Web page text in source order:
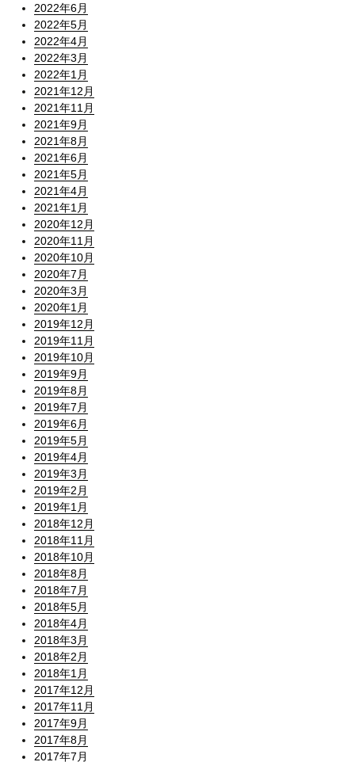
2022年6月
2022年5月
2022年4月
2022年3月
2022年1月
2021年12月
2021年11月
2021年9月
2021年8月
2021年6月
2021年5月
2021年4月
2021年1月
2020年12月
2020年11月
2020年10月
2020年7月
2020年3月
2020年1月
2019年12月
2019年11月
2019年10月
2019年9月
2019年8月
2019年7月
2019年6月
2019年5月
2019年4月
2019年3月
2019年2月
2019年1月
2018年12月
2018年11月
2018年10月
2018年8月
2018年7月
2018年5月
2018年4月
2018年3月
2018年2月
2018年1月
2017年12月
2017年11月
2017年9月
2017年8月
2017年7月